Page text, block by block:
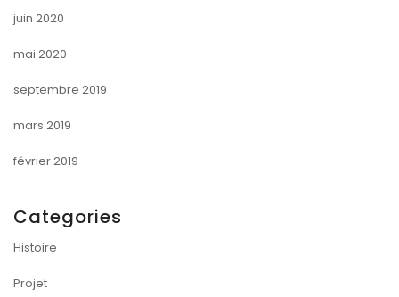
juin 2020
mai 2020
septembre 2019
mars 2019
février 2019
Categories
Histoire
Projet